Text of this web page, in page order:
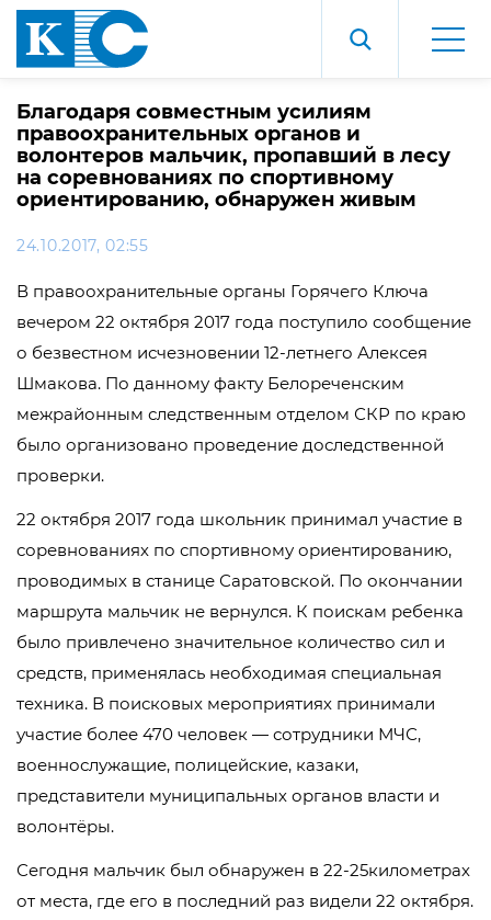
Благодаря совместным усилиям
правоохранительных органов и
волонтеров мальчик, пропавший в лесу
на соревнованиях по спортивному
ориентированию, обнаружен живым
24.10.2017, 02:55
В правоохранительные органы Горячего Ключа
вечером 22 октября 2017 года поступило сообщение
о безвестном исчезновении 12-летнего Алексея
Шмакова. По данному факту Белореченским
межрайонным следственным отделом СКР по краю
было организовано проведение доследственной
проверки.
22 октября 2017 года школьник принимал участие в
соревнованиях по спортивному ориентированию,
проводимых в станице Саратовской. По окончании
маршрута мальчик не вернулся. К поискам ребенка
было привлечено значительное количество сил и
средств, применялась необходимая специальная
техника. В поисковых мероприятиях принимали
участие более 470 человек — сотрудники МЧС,
военнослужащие, полицейские, казаки,
представители муниципальных органов власти и
волонтёры.
Сегодня мальчик был обнаружен в 22-25километрах
от места, где его в последний раз видели 22 октября.